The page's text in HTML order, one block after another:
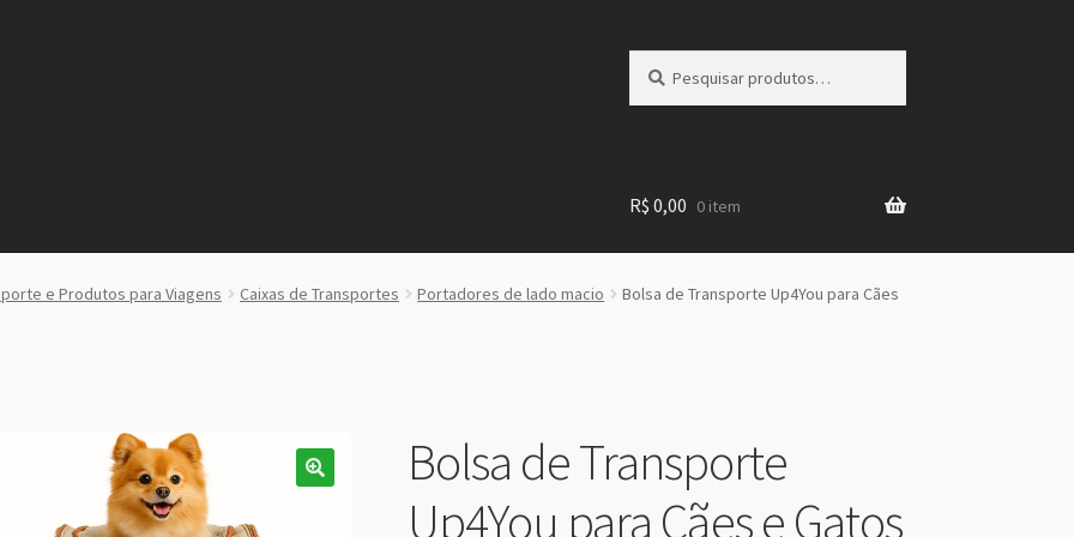
por:
R$ 0,00 0 item
e Produtos para Viagens Caixas de Transportes Portadores de lado macio
Bolsa de Transporte Up4You para Cães
Bolsa de Transporte
Up4You para Cães e Gatos